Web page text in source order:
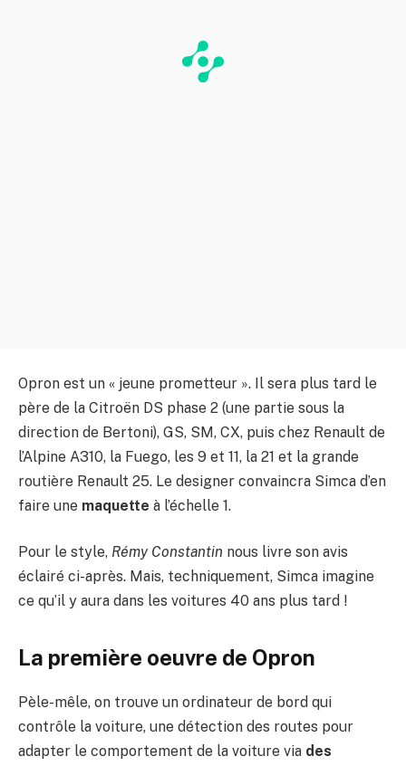
Opron est un « jeune prometteur ». Il sera plus tard le
père de la Citroën DS phase 2 (une partie sous la
direction de Bertoni), GS, SM, CX, puis chez Renault de
l’Alpine A310, la Fuego, les 9 et 11, la 21 et la grande
routière Renault 25. Le designer convaincra Simca d’en
faire une maquette à l’échelle 1.
Pour le style, Rémy Constantin nous livre son avis
éclairé ci-après. Mais, techniquement, Simca imagine
ce qu’il y aura dans les voitures 40 ans plus tard !
La première oeuvre de Opron
Pèle-mêle, on trouve un ordinateur de bord qui
contrôle la voiture, une détection des routes pour
adapter le comportement de la voiture via des